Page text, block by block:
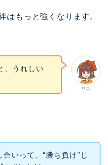
はもっと強くなります。
リコ
、うれしい
合いって、“勝ち負け”じ